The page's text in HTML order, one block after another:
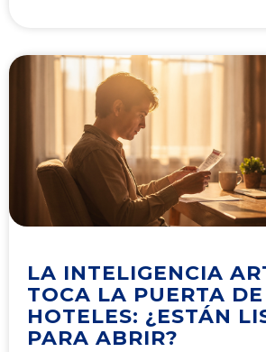
LA INTELIGENCIA
TOCA LA PUERTA
HOTELES: ¿ESTÁN
PARA ABRIR?